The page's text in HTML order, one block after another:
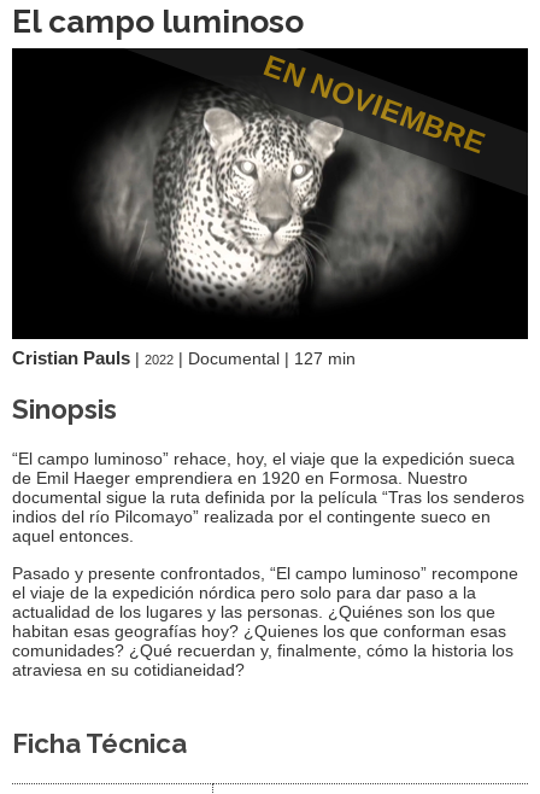
El campo luminoso
ENNOVIEMBRE
Cristian Pauls | 2022 | Documental | 127 min
Sinopsis
“El campo luminoso” rehace, hoy, el viaje que la expedición sueca
de Emil Haeger emprendiera en 1920 en Formosa. Nuestro
documental sigue la ruta definida por la película “Tras los senderos
indios del río Pilcomayo” realizada por el contingente sueco en
aquel entonces.
Pasado y presente confrontados, “El campo luminoso” recompone
el viaje de la expedición nórdica pero solo para dar paso a la
actualidad de los lugares y las personas. ¿Quiénes son los que
habitan esas geografías hoy? ¿Quienes los que conforman esas
comunidades? ¿Qué recuerdan y, finalmente, cómo la historia los
atraviesa en su cotidianeidad?
Ficha Técnica